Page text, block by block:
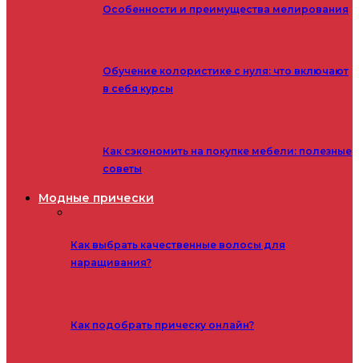
Особенности и преимущества мелирования
Обучение колористике с нуля: что включают
в себя курсы
Как сэкономить на покупке мебели: полезные
советы
Модные прически
Как выбрать качественные волосы для
наращивания?
Как подобрать прическу онлайн?